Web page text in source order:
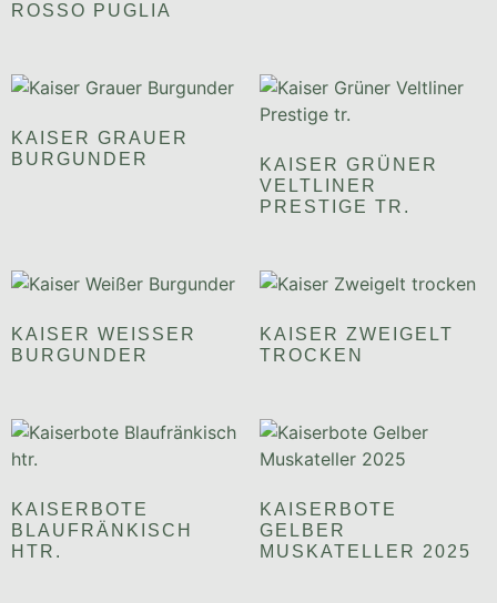
ROSSO PUGLIA
KAISER GRAUER
BURGUNDER
KAISER GRÜNER
VELTLINER
PRESTIGE TR.
KAISER WEISSER B
URGUNDER
KAISER ZWEIGELT
TROCKEN
KAISERBOTE
BLAUFRÄNKISCH
HTR.
KAISERBOTE
GELBER
MUSKATELLER 2025